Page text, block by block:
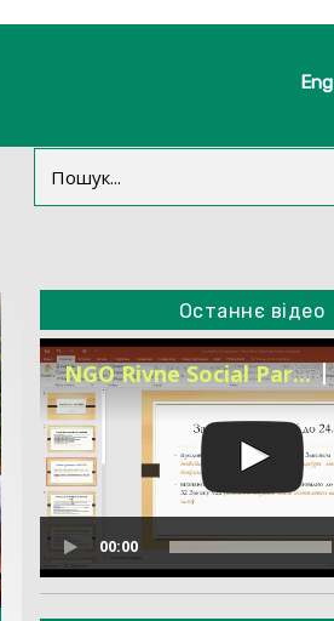
Eng
Останнє відео
00:00
NGO Rivne Social Par...